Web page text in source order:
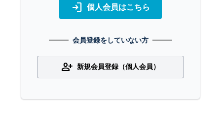
login 個人会員はこちら
会員登録をしていない方
person_add 新規会員登録（個人会員）